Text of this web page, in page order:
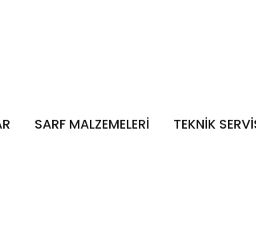
SARF MALZEMELERİ TEKNİK